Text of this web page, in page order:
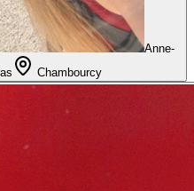
Anne-
Chambourcy